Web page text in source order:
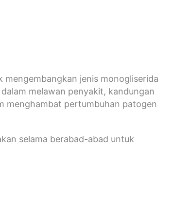
jenis monogliserida
melawan penyakit, kandungan
menghambat pertumbuhan patogen
selama berabad-abad untuk